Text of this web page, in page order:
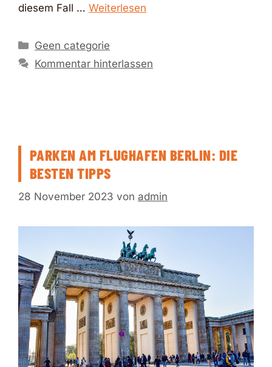
diesem Fall … Weiterlesen
Kategorien
Geen categorie
Kommentar hinterlassen
PARKEN AM FLUGHAFEN BERLIN: DIE
BESTEN TIPPS
28 November 2023 von admin